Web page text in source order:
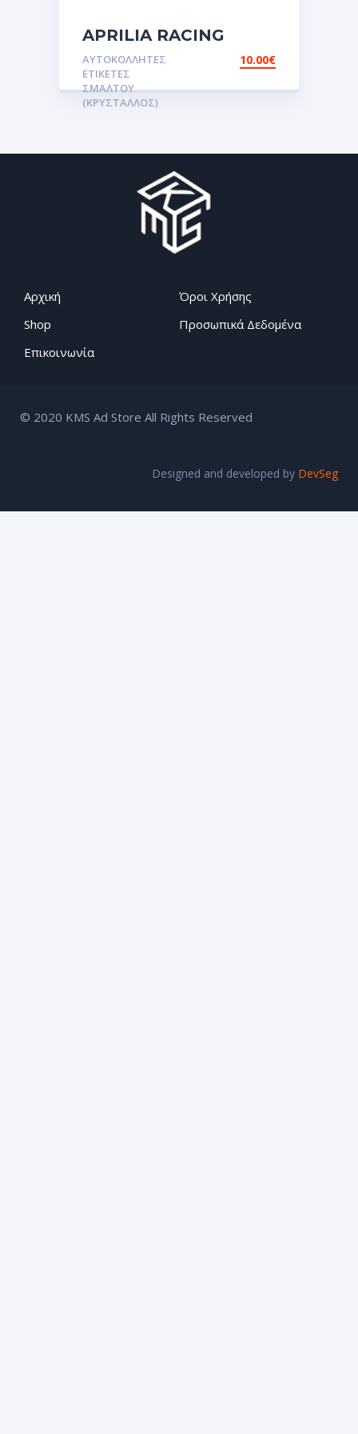
APRILIA RACING
Αυτοκόλλητες ετικέτες
3D Σμάλτου.Αυτοκόλλητα
ΑΥΤΟΚΌΛΛΗΤΕΣ
ΕΤΙΚΈΤΕΣ
ΣΜΆΛΤΟΥ
(ΚΡΥΣΤΑΛΛΟΣ)
10.00€
Αρχική
Shop
Επικοινωνία
Όροι Χρήσης
Προσωπικά Δεδομένα
© 2020 KMS Ad Store All Rights Reserved
Designed and developed by DevSeg